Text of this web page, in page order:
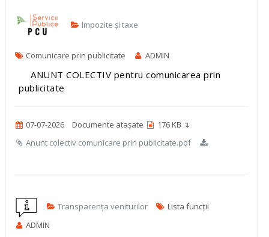
Impozite și taxe
Comunicare prin publicitate ADMIN
ANUNT COLECTIV pentru comunicarea prin
publicitate
07-07-2026 Documente atașate
176 KB ↴
Anunt colectiv comunicare prin publicitate.pdf
Transparența veniturilor
Lista funcții
ADMIN